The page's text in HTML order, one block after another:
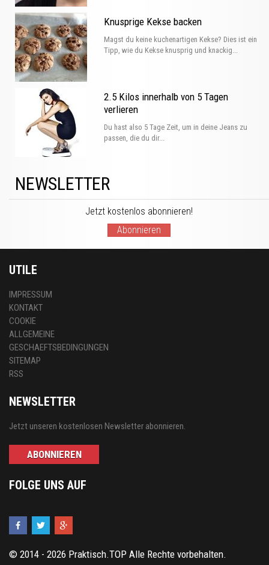
Knusprige Kekse backen
Magst du keine kuchenartigen Kekse? Dies ist ein
Tipp, wie du Kekse knusprig und knackig...
2.5 Kilos innerhalb von 5 Tagen
verlieren
Du hast also 5 Tage Zeit, um in deine Jeans zu
passen, die du dir...
NEWSLETTER
Jetzt kostenlos abonnieren!
Abonnieren
UTILE
IMPRESSUM
KONTAKT
COOKIE
ALLGEMEINE
GESCHAEFTSBEDINGUNGEN
SITEMAP
RSS
NEWSLETTER
Jetzt unseren kostenlosen Newsletter abonnieren.
ABONNIEREN
FOLGE UNS AUF
© 2014 - 2026 Praktisch.TOP Alle Rechte vorbehalten.